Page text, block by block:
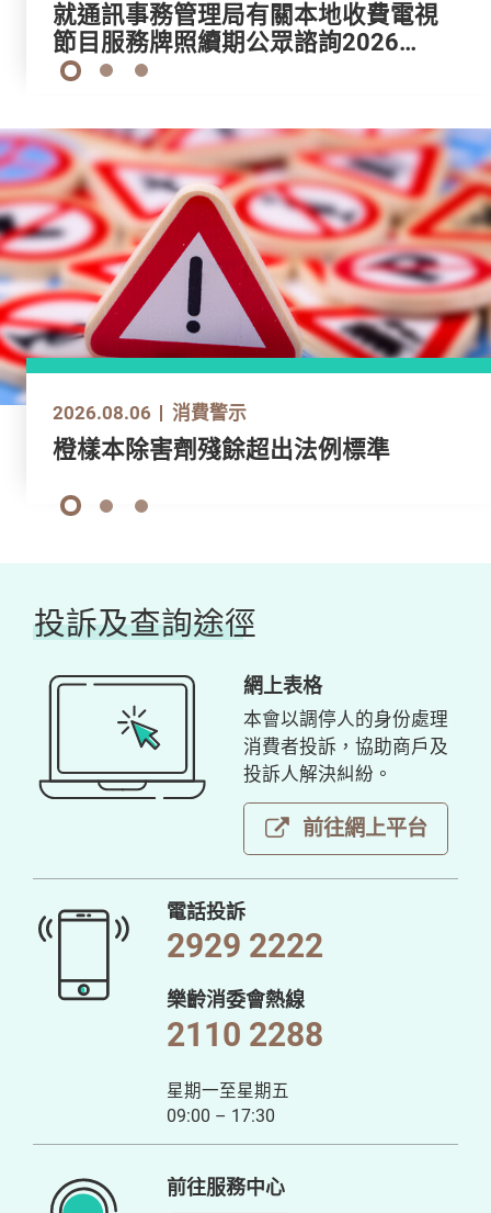
就通訊事務管理局有關本地免費電視
節目服務牌照續期公眾諮詢2025所
提交之意見（只提供英文版）
就通訊事務管理局有關本地收費電視
節目服務牌照續期公眾諮詢2026所
提交之意見（只提供英文版）
就更新玩具及兒童產品安全標準建議
修訂的意見
就通訊事務管理局有關本地免費電視
節目服務牌照續期公眾諮詢2025所
提交之意見（只提供英文版）
就通訊事務管理局有關本地收費電視
節目服務牌照續期公眾諮詢2026所
提交之意見（只提供英文版）
1 2 3
2026.08.06 消費警示
衞生署繼續嚴厲打擊非法售賣或管有
2026.08.06 消費警示
橙樣本除害劑殘餘超出法例標準
2026.08.06 消費警示
進口預先包裝銀鱈魚扒樣本甲基汞含
2026.08.06 消費警示
衞生署繼續嚴厲打擊非法售賣或管有
2026.08.06 消費警示
橙樣本除害劑殘餘超出法例標準
1 2 3
投訴及查詢途徑
網上表格
本會以調停人的身份處理
消費者投訴，協助商戶及
投訴人解決糾紛。
前往網上平台
電話投訴
2929 2222
樂齡消委會熱線
2110 2288
星期一至星期五
09:00 – 17:30
前往服務中心